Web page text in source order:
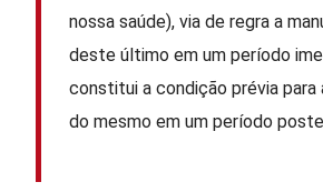
nossa saúde), via de regra a
deste último em um período
constitui a condição prévia para
do mesmo em um período